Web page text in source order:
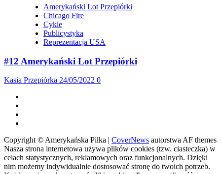
Amerykański Lot Przepiórki
Chicago Fire
Cykle
Publicystyka
Reprezentacja USA
#12 Amerykański Lot Przepiórki
Kasia Przepiórka 24/05/2022 0
Copyright © Amerykańska Piłka | CoverNews autorstwa AF themes
Nasza strona internetowa używa plików cookies (tzw. ciasteczka) w
celach statystycznych, reklamowych oraz funkcjonalnych. Dzięki
nim możemy indywidualnie dostosować stronę do twoich potrzeb.